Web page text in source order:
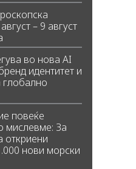
– 9 август
во нова AI
идентитет и
глобално
повеќе
мислевме: За
откриени
нови морски